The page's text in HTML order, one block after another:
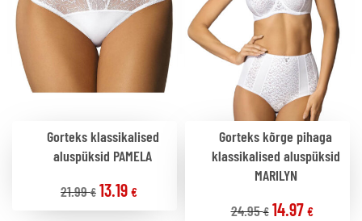
Gorteks klassikalised
aluspüksid PAMELA
21.99€ 13.19 €
Gorteks kõrge pihaga
klassikalised aluspüksid
MARILYN
24.95€ 14.97 €